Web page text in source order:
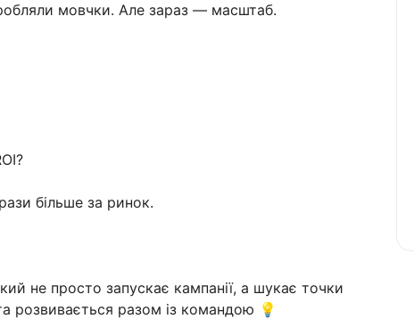
мовчки. Але зараз — масштаб.
більше за ринок.
не просто запускає кампанії, а шукає точки
розвивається разом із командою 💡